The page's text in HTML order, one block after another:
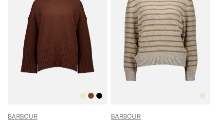
BARBOUR BARBOUR